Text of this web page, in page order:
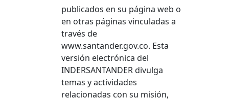
publicados en su página web o
en otras páginas vinculadas a
través de
www.santander.gov.co. Esta
versión electrónica del
INDERSANTANDER divulga
temas y actividades
relacionadas con su misión,